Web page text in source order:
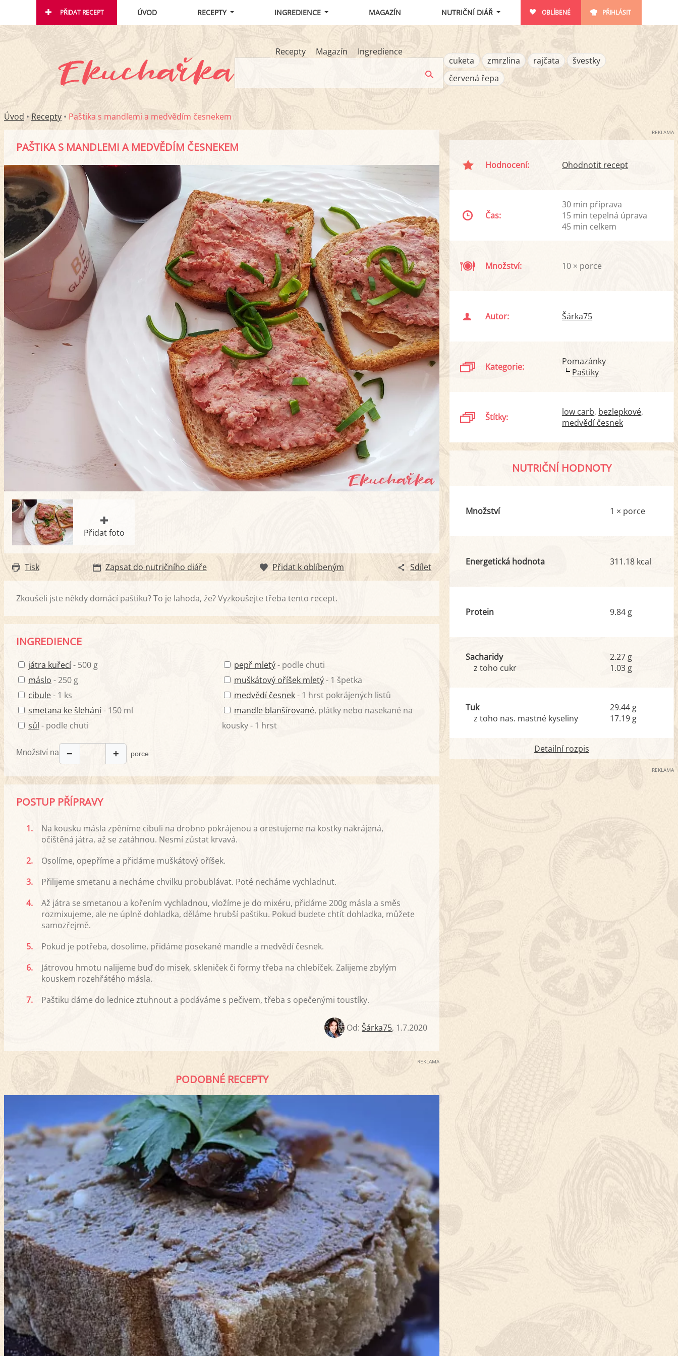
PŘIDAT RECEPT ÚVOD RECEPTY INGREDIENCE MAGAZÍN NUTRIČNÍ DIÁŘ OBLÍBENÉ PŘIHLÁSIT
Recepty Magazín
Ingredience
cuketa
zmrzlina rajčata
švestky
červená řepa
Úvod • Recepty • Paštika s mandlemi a medvědím česnekem
PAŠTIKA S MANDLEMI A MEDVĚDÍM ČESNEKEM
Přidat foto
Tisk Zapsat do nutričního diáře Přidat k oblíbeným Sdílet
Zkoušeli jste někdy domácí paštiku? To je lahoda, že? Vyzkoušejte třeba tento recept.
INGREDIENCE
játra kuřecí- 500 g
máslo - 250 g
cibule- 1 ks
smetana ke šlehání- 150 ml
sůl - podle chuti
pepř mletý- podle chuti
muškátový oříšek mletý- 1 špetka
medvědí česnek- 1 hrst pokrájených listů
mandle blanšírované, plátky nebo nasekané na
kousky - 1 hrst
Množství na − + porce
POSTUP PŘÍPRAVY
1.
Na kousku másla zpěníme cibuli na drobno pokrájenou a orestujeme na kostky nakrájená,
očištěná játra, až se zatáhnou. Nesmí zůstat krvavá.
2.
Osolíme, opepříme a přidáme muškátový oříšek.
3.
Přilijeme smetanu a necháme chvilku probublávat. Poté necháme vychladnut.
4.
Až játra se smetanou a kořením vychladnou, vložíme je do mixéru, přidáme 200g másla a směs
rozmixujeme, ale ne úplně dohladka, děláme hrubší paštiku. Pokud budete chtít dohladka, můžete
samozřejmě.
5.
Pokud je potřeba, dosolíme, přidáme posekané mandle a medvědí česnek.
6.
Játrovou hmotu nalijeme buď do misek, skleniček či formy třeba na chlebíček. Zalijeme zbylým
kouskem rozehřátého másla.
7.
Paštiku dáme do lednice ztuhnout a podáváme s pečivem, třeba s opečenými toustíky.
Od:Šárka75, 1.7.2020
REKLAMA
PODOBNÉ RECEPTY
REKLAMA
Hodnocení: Ohodnotit recept
Čas:
30 min příprava
15 min tepelná úprava
45 min celkem
Množství: 10 × porce
Autor: Šárka75
Kategorie:
Pomazánky
Paštiky
Štítky: low carb bezlepkové
medvědí česnek
NUTRIČNÍ HODNOTY
Množství 1 × porce
Energetická hodnota 311.18 kcal
Protein 9.84 g
Sacharidy
z toho cukr
2.27 g
1.03 g
Tuk
z toho nas. mastné kyseliny
29.44 g
17.19 g
Detailní rozpis
REKLAMA